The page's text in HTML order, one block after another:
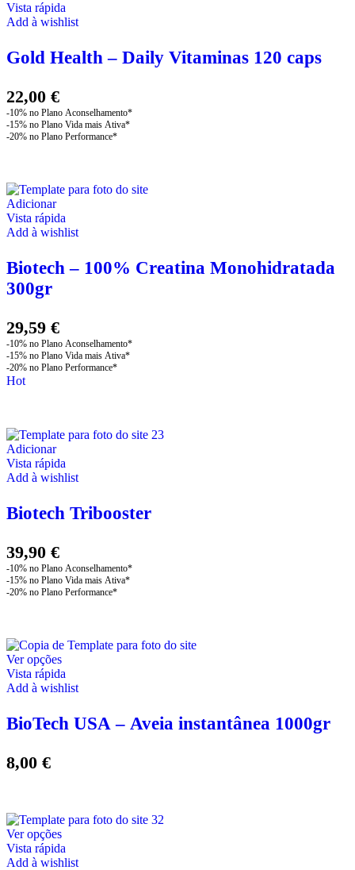
Vista rápida
Add à wishlist
Gold Health – Daily Vitaminas 120 caps
22,00 €
Adicionar
Vista rápida
Add à wishlist
Biotech – 100% Creatina Monohidratada
300gr
29,59 €
Hot
Adicionar
Vista rápida
Add à wishlist
Biotech Tribooster
39,90 €
Ver opçõesThis
product
has
variants.
The
the
product
page
Vista rápida
Add à wishlist
BioTech USA – Aveia instantânea 1000gr
8,00 €
Ver opçõesThis
product
has
Vista rápida
Add à wishlist